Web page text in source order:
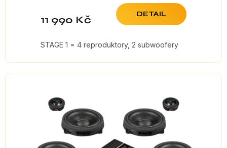
11 990 Kč DETAIL
STAGE 1 = 4 reproduktory, 2 subwoofery